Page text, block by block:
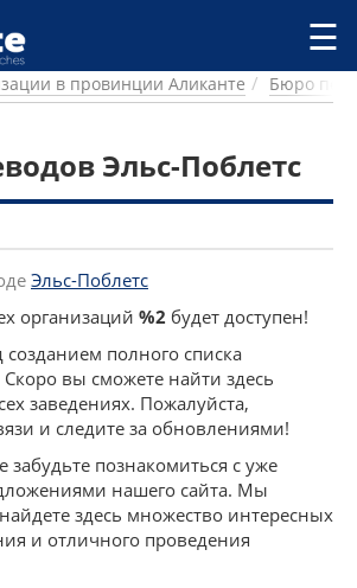
содержанию ☰
в провинции Аликанте Бюро
Эльс-Поблетс
Эльс-Поблетс
организаций %2 будет доступен!
полного списка
Скоро вы сможете найти здесь
заведениях. Пожалуйста,
и следите за обновлениями!
забудьте познакомиться с уже
нашего сайта. Мы
здесь множество интересных
и отличного проведения